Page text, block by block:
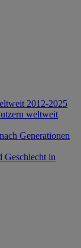
2012-2025
weltweit
Generationen
Geschlecht in